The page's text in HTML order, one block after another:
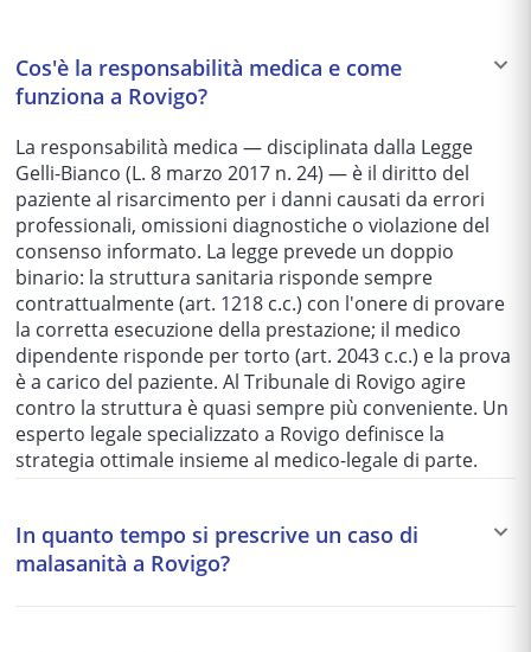
Cos'è la responsabilità medica e come
funziona a Rovigo?
La responsabilità medica — disciplinata dalla Legge
Gelli-Bianco (L. 8 marzo 2017 n. 24) — è il diritto del
paziente al risarcimento per i danni causati da errori
professionali, omissioni diagnostiche o violazione del
consenso informato. La legge prevede un doppio
binario: la struttura sanitaria risponde sempre
contrattualmente (art. 1218 c.c.) con l'onere di provare
la corretta esecuzione della prestazione; il medico
dipendente risponde per torto (art. 2043 c.c.) e la prova
è a carico del paziente. Al Tribunale di Rovigo agire
contro la struttura è quasi sempre più conveniente. Un
esperto legale specializzato a Rovigo definisce la
strategia ottimale insieme al medico-legale di parte.
In quanto tempo si prescrive un caso di
malasanità a Rovigo?